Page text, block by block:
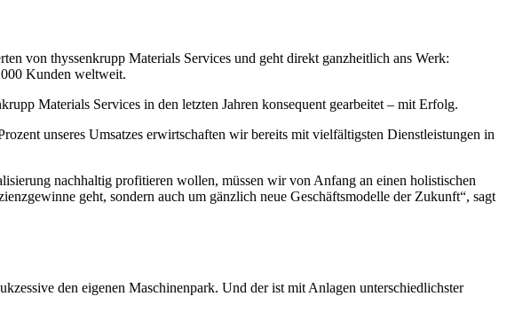
von thyssenkrupp Materials Services und geht direkt ganzheitlich ans Werk:
Kunden weltweit.
Materials Services in den letzten Jahren konsequent gearbeitet – mit Erfolg.
unseres Umsatzes erwirtschaften wir bereits mit vielfältigsten Dienstleistungen in
nachhaltig profitieren wollen, müssen wir von Anfang an einen holistischen
geht, sondern auch um gänzlich neue Geschäftsmodelle der Zukunft“, sagt
den eigenen Maschinenpark. Und der ist mit Anlagen unterschiedlichster